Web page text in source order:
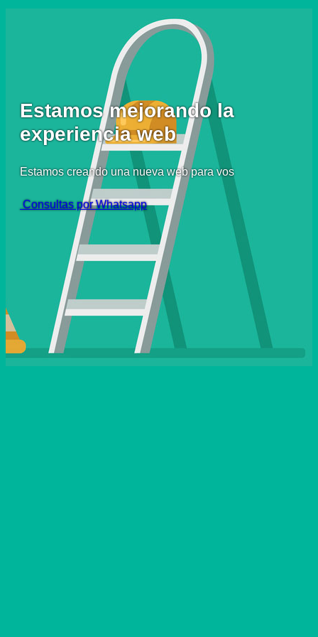
Estamos mejorando la
experiencia web
Estamos creando una nueva web para vos
Consultas por Whatsapp